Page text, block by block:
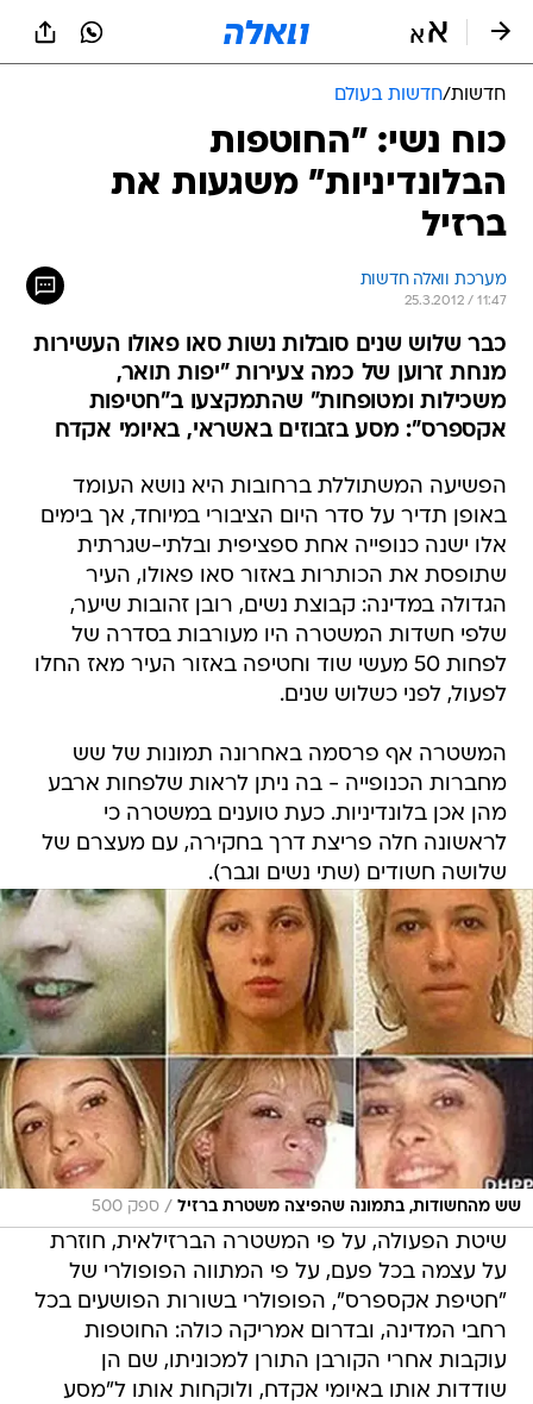
חדשות/חדשות בעולם
כוח נשי: "החוטפות
הבלונדיניות" משגעות את
ברזיל
מערכת וואלה חדשות
25.3.2012 / 11:47
כבר שלוש שנים סובלות נשות סאו פאולו העשירות
מנחת זרוען של כמה צעירות "יפות תואר,
משכילות ומטופחות" שהתמקצעו ב"חטיפות
אקספרס": מסע בזבוזים באשראי, באיומי אקדח
הפשיעה המשתוללת ברחובות היא נושא העומד
באופן תדיר על סדר היום הציבורי במיוחד, אך בימים
אלו ישנה כנופייה אחת ספציפית ובלתי-שגרתית
שתופסת את הכותרות באזור סאו פאולו, העיר
הגדולה במדינה: קבוצת נשים, רובן זהובות שיער,
שלפי חשדות המשטרה היו מעורבות בסדרה של
לפחות 50 מעשי שוד וחטיפה באזור העיר מאז החלו
לפעול, לפני כשלוש שנים.
המשטרה אף פרסמה באחרונה תמונות של שש
מחברות הכנופייה - בה ניתן לראות שלפחות ארבע
מהן אכן בלונדיניות. כעת טוענים במשטרה כי
לראשונה חלה פריצת דרך בחקירה, עם מעצרם של
שלושה חשודים (שתי נשים וגבר).
שש מהחשודות, בתמונה שהפיצה משטרת ברזיל / ספק 500
שיטת הפעולה, על פי המשטרה הברזילאית, חוזרת
על עצמה בכל פעם, על פי המתווה הפופולרי של
"חטיפת אקספרס", הפופולרי בשורות הפושעים בכל
רחבי המדינה, ובדרום אמריקה כולה: החוטפות
עוקבות אחרי הקורבן התורן למכוניתו, שם הן
שודדות אותו באיומי אקדח, ולוקחות אותו ל"מסע